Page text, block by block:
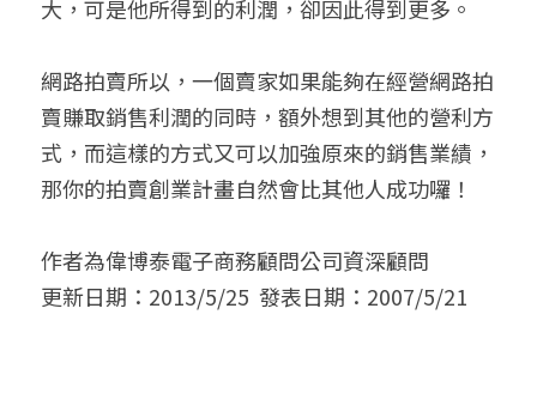
大，可是他所得到的利潤，卻因此得到更多。
網路拍賣所以，一個賣家如果能夠在經營網路拍
賣賺取銷售利潤的同時，額外想到其他的營利方
式，而這樣的方式又可以加強原來的銷售業績，
那你的拍賣創業計畫自然會比其他人成功囉！
作者為偉博泰電子商務顧問公司資深顧問
更新日期：2013/5/25 發表日期：2007/5/21